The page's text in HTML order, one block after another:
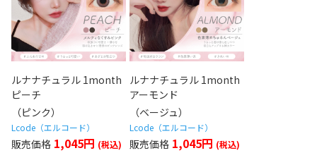
ルナナチュラル 1month
ピーチ
（ピンク）
Lcode（エルコード）
1,045円
ルナナチュラル 1month
アーモンド
（ベージュ）
Lcode（エルコード）
1,045円